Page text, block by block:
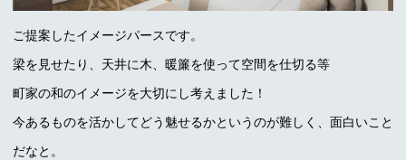
ご提案したイメージパースです。
梁を見せたり、天井に木、暖簾を使って空間を仕切る等
町家の和のイメージを大切にし考えました！
今あるものを活かしてどう魅せるかというのが難しく、面白いこと
だなと。